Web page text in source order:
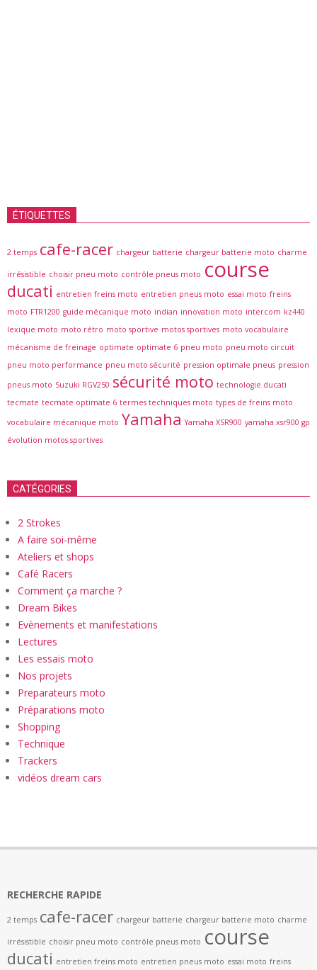
ÉTIQUETTES
2 temps cafe-racer chargeur batterie chargeur batterie moto charme
irrésistible choisir pneu moto contrôle pneus moto course
ducati entretien freins moto entretien pneus moto essai moto freins
moto FTR1200 guide mécanique moto indian innovation moto intercom kz440
lexique moto moto rétro moto sportive motos sportives moto vocabulaire
mécanisme de freinage optimate optimate 6 pneu moto pneu moto circuit
pneu moto performance pneu moto sécurité pression optimale pneus pression
pneus moto Suzuki RGV250 sécurité moto technologie ducati
tecmate tecmate optimate 6 termes techniques moto types de freins moto
vocabulaire mécanique moto Yamaha Yamaha XSR900 yamaha xsr900 gp
évolution motos sportives
CATÉGORIES
2 Strokes
A faire soi-même
Ateliers et shops
Café Racers
Comment ça marche ?
Dream Bikes
Evènements et manifestations
Lectures
Les essais moto
Nos projets
Preparateurs moto
Préparations moto
Shopping
Technique
Trackers
vidéos dream cars
RECHERCHE RAPIDE
2 temps cafe-racer chargeur batterie chargeur batterie moto charme
irrésistible choisir pneu moto contrôle pneus moto course
ducati entretien freins moto entretien pneus moto essai moto freins